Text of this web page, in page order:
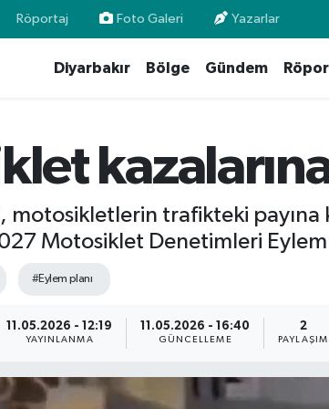
Röportaj Foto Galeri Yazarlar
Diyarbakır Bölge Gündem
motosikletlerin trafikteki payına
Motosiklet Denetimleri Eylem
#Eylem planı
11.05.2026 - 12:19
YAYINLANMA
11.05.2026 - 16:40
GÜNCELLEME
2
PAYLAŞIM